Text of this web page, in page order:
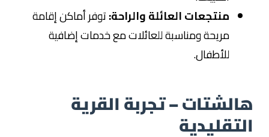
منتجعات العائلة والراحة:توفر أماكن إقامة
مريحة ومناسبة للعائلات مع خدمات إضافية
للأطفال.
هالشتات – تجربة القرية
التقليدية